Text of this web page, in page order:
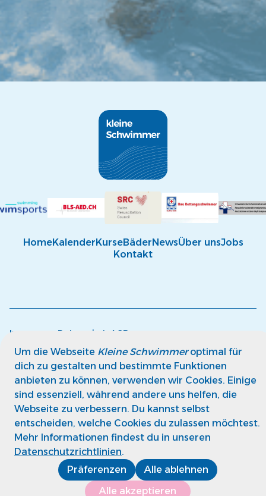
HomeKalenderKurseBäderNewsÜber unsJobs
Kontakt
Impressum Datenschutz AGB
Um die Webseite Kleine Schwimmeroptimal für
dich zu gestalten und bestimmte Funktionen
anbieten zu können, verwenden wir Cookies. Einige
sind essenziell, während andere uns helfen, die
Webseite zu verbessern. Du kannst selbst
entscheiden, welche Cookies du zulassen möchtest.
Mehr Informationen findest du in unseren
Datenschutzrichtlinien.
Präferenzen
Alle ablehnen
Alle akzeptieren